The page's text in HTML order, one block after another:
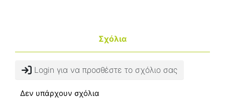
Σχόλια
Login για να προσθέστε το σχόλιο σας
Δεν υπάρχουν σχόλια